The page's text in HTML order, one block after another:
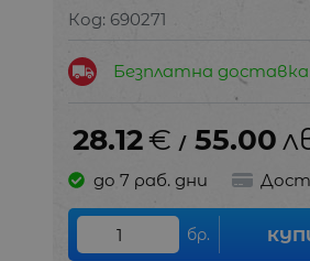
Код: 690271
Безплатна
28.12€ / 55.00
до 7 раб. дни
бр.